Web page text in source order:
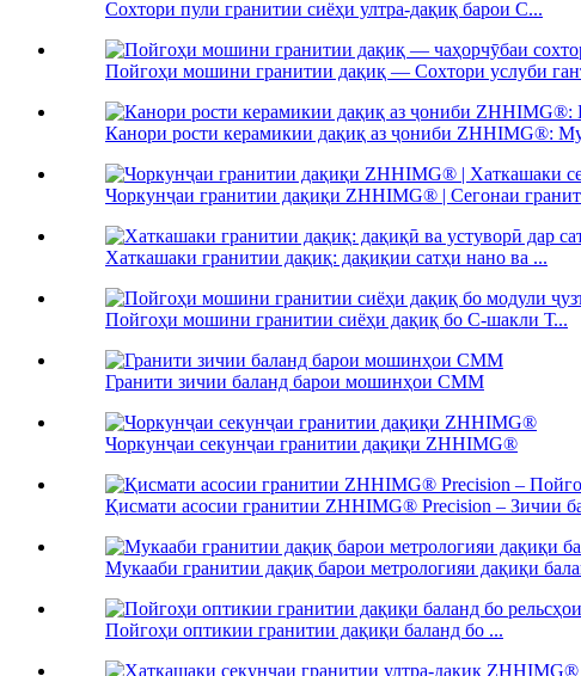
Сохтори пули гранитии сиёҳи ултра-дақиқ барои C...
Пойгоҳи мошини гранитии дақиқ — Сохтори услуби
Канори рости керамикии дақиқ аз ҷониби ZHHIMG®:
Чоркунҷаи гранитии дақиқи ZHHIMG® | Сегонаи
Хаткашаки гранитии дақиқ: дақиқии сатҳи нано ва ...
Пойгоҳи мошини гранитии сиёҳи дақиқ бо C-шакли Т...
Гранити зичии баланд барои мошинҳои CMM
Чоркунҷаи секунҷаи гранитии дақиқи ZHHIMG®
Қисмати асосии гранитии ZHHIMG® Precision – Зичии
Мукааби гранитии дақиқ барои метрологияи дақиқи
Пойгоҳи оптикии гранитии дақиқи баланд бо ...